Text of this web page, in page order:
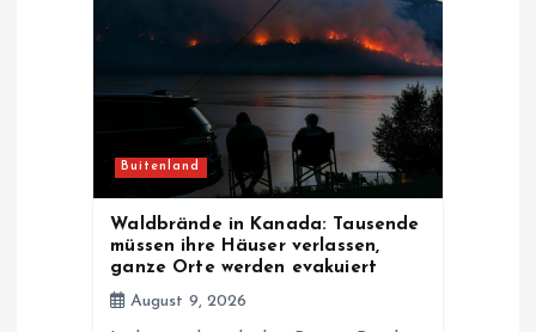
Buitenland
Waldbrände in Kanada: Tausende
müssen ihre Häuser verlassen,
ganze Orte werden evakuiert
August 9, 2026